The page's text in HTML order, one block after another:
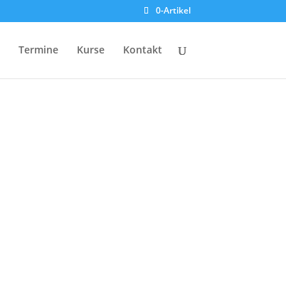
0-Artikel
Termine Kurse Kontakt